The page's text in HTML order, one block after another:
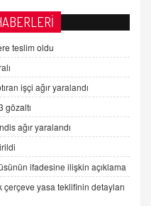
ve dijital hukukun
Önlemler Alınmalı?
da Ziyaret Etse...
teslim oldu
işçi ağır yaralandı
gözaltı
ağır yaralandı
ifadesine ilişkin açıklama
yasa teklifinin detayları